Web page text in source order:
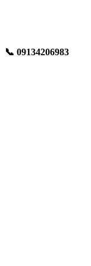
📞︁ 09134206983